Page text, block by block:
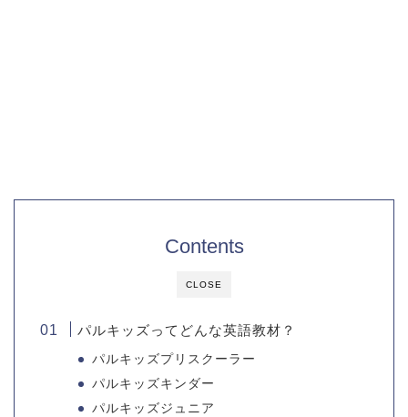
CLOSE
Contents
パルキッズってどんな英語教材？
パルキッズプリスクーラー
パルキッズキンダー
パルキッズジュニア